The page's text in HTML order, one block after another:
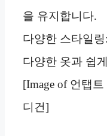
을 유지합니다.
다양한 스타일
다양한 옷과 쉽
[Image of 언탭
디건]